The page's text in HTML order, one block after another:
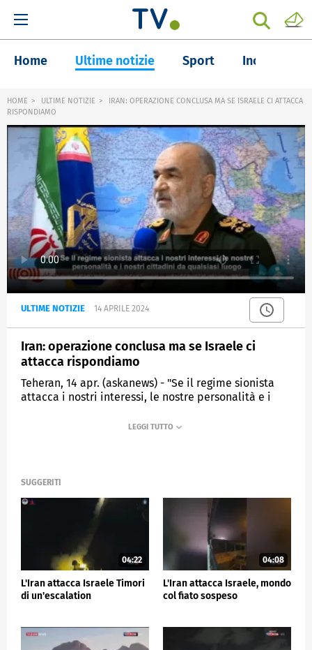
Home Ultime notizie Sport Inchieste
HOME ULTIME NOTIZIE
IRAN: OPERAZIONE CONCLUSA MA SE ISRAELE CI ATTACCA
RISPONDIAMO
ULTIME NOTIZIE 14 APRILE 2024
Iran: operazione conclusa ma se Israele ci
attacca rispondiamo
Teheran, 14 apr. (askanews) - "Se il regime sionista
attacca i nostri interessi, le nostre personalità e i
contrattaccheremo". Così il maggiore Generale
considera terminata l'operazione contro Israele.
missili che non hanno provocato vittime.
SUGGERITI
04:22
L'Iran attacca Israele Timori
di un'escalation
04:08
L'Iran attacca Israele, mondo
col fiato sospeso